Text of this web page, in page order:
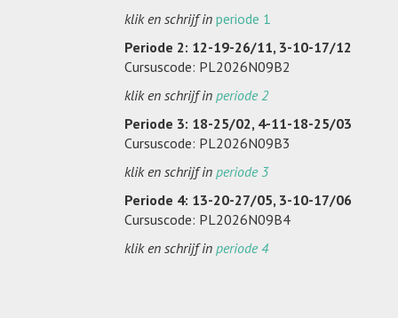
klik en schrijf in periode 1
Periode 2: 12-19-26/11, 3-10-17/12
Cursuscode: PL2026N09B2
klik en schrijf in periode 2
Periode 3: 18-25/02, 4-11-18-25/03
Cursuscode: PL2026N09B3
klik en schrijf in periode 3
Periode 4: 13-20-27/05, 3-10-17/06
Cursuscode: PL2026N09B4
klik en schrijf in periode 4